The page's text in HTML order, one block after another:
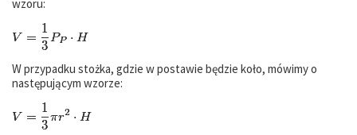
wzoru:
W przypadku stożka, gdzie w postawie będzie koło, mówimy o
następującym wzorze: